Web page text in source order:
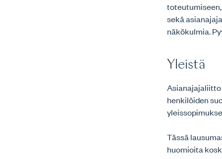
sekä
näkökulmia.
Yleistä
henkilöiden
Tässä
huomioita